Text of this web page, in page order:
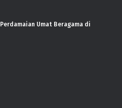
Umat Beragama di